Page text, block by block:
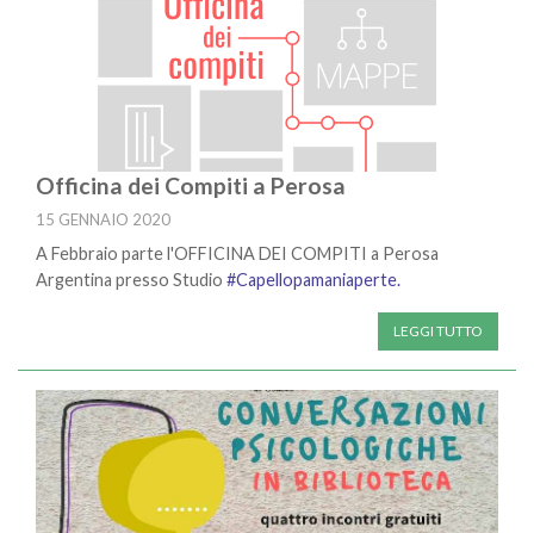
Officina dei Compiti a Perosa
15 GENNAIO 2020
A Febbraio parte l'OFFICINA DEI COMPITI a Perosa
Argentina presso Studio #Capellopamaniaperte.
LEGGI TUTTO